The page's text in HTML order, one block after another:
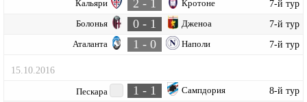
Кальяри 2 - 1 Кротоне 7-й тур
Болонья 0 - 1 Дженоа 7-й тур
Аталанта 1 - 0 Наполи 7-й тур
15.10.2016
Пескара 1 - 1 Сампдория 8-й тур